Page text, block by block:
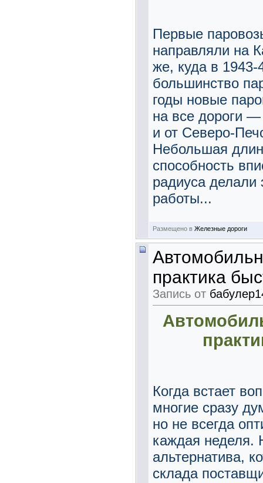
Первые
направляли на
же, куда в 1943-
большинство
годы новые
на все дороги —
и от Северо-
Небольшая
способность
радиуса делали
работы...
Размещено в Железные дороги
практика
Запись от
Когда встает
многие сразу
но не всегда
каждая неделя.
альтернатива,
склада